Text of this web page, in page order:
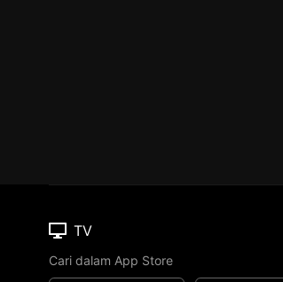
TV
Cari dalam App Store